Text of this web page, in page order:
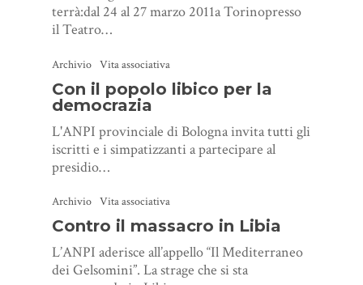
terrà:dal 24 al 27 marzo 2011a Torinopresso
il Teatro…
Archivio Vita associativa
Con il popolo libico per la
democrazia
L'ANPI provinciale di Bologna invita tutti gli
iscritti e i simpatizzanti a partecipare al
presidio…
Archivio Vita associativa
Contro il massacro in Libia
L’ANPI aderisce all’appello “Il Mediterraneo
dei Gelsomini”. La strage che si sta